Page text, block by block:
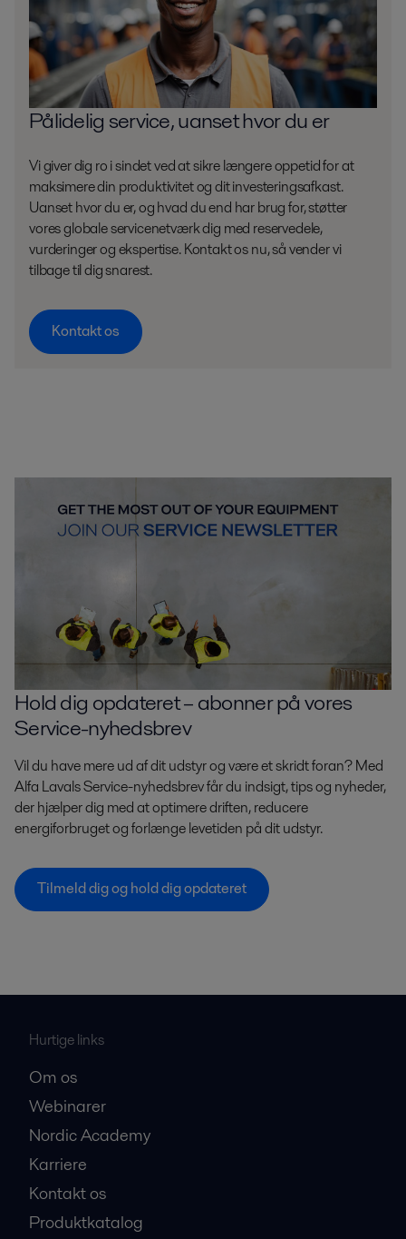
Pålidelig service, uanset hvor du er
Vi giver dig ro i sindet ved at sikre længere oppetid for at
maksimere din produktivitet og dit investeringsafkast.
Uanset hvor du er, og hvad du end har brug for, støtter
vores globale servicenetværk dig med reservedele,
vurderinger og ekspertise. Kontakt os nu, så vender vi
tilbage til dig snarest.
Kontakt os
Hold dig opdateret – abonner på vores
Service-nyhedsbrev
Vil du have mere ud af dit udstyr og være et skridt foran? Med
Alfa Lavals Service-nyhedsbrev får du indsigt, tips og nyheder,
der hjælper dig med at optimere driften, reducere
energiforbruget og forlænge levetiden på dit udstyr.
Tilmeld dig og hold dig opdateret
Hurtige links
Om os
Webinarer
Nordic Academy
Karriere
Kontakt os
Produktkatalog